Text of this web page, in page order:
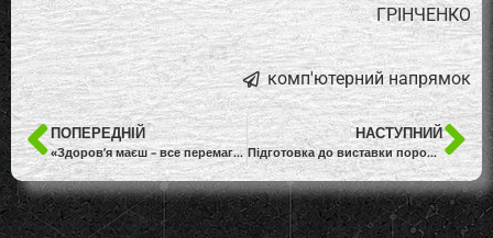
ГРІНЧЕНКО
комп'ютерний напрямок
ПОПЕРЕДНІЙ
«Здоров’я маєш – все перемагаєш!»
НАСТУПНИЙ
Підготовка до виставки поробок з неробочих радіодеталей